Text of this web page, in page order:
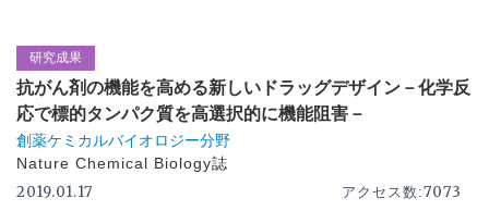
研究成果
抗がん剤の機能を高める新しいドラッグデザイン－化学反
応で標的タンパク質を高選択的に機能阻害－
創薬ケミカルバイオロジー分野
Nature Chemical Biology誌
2019.01.17 アクセス数:7073